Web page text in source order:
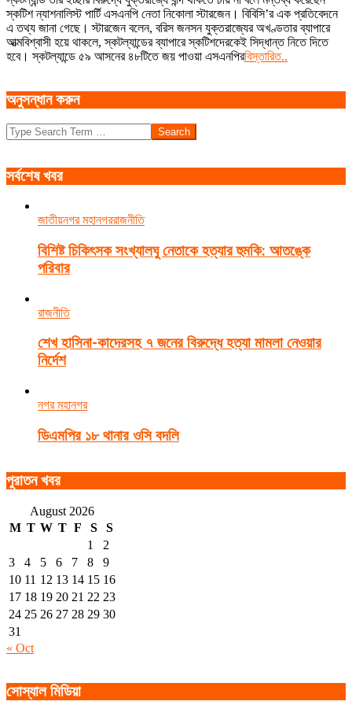
স্কটিশ ন্যাশনালিস্ট পার্টি এসএনপি নেতা নিকোলা স্টারজেন। বিবিসি’র এক প্রতিবেদনে
এ তথ্য জানা গেছে। স্টারজেন বলেন, বরিস জনসন যুক্তরাজ্যের অখণ্ডতার ব্যাপারে
আত্মবিশ্বাসী হয়ে থাকলে, স্কটল্যান্ডের ব্যাপারে স্কটিশদেরকেই সিদ্ধান্ত নিতে দিতে
হবে। স্কটল্যান্ডে ৫৯ আসনের ৪৮টিতে জয় পাওয়া এসএনপিরবিস্তারিত..
অনুসন্ধান করুন
Search
সর্বশেষ খবর
জাতীয়নগর মহানগররাজনীতি
বিশিষ্ট চিকিৎসক সংখ্যালঘু নেতাকে হত্যার হুমকি: আতঙ্কে
পরিবার
রাজনীতি
শেখ হাসিনা-কাদেরসহ ৭ জনের বিরুদ্ধে হত্যা মামলা নেওয়ার
নির্দেশ
নগর মহানগর
ডিএমপির ১৮ থানার ওসি বদলি
পুরাতন খবর
August 2026
M T W T F S
S
1
2
3
4 5 6 7 8
9
10 11 12 13 14 15 16
17 18 19 20 21 22 23
24 25 26 27 28 29 30
31
« Oct
সোস্যাল মিডিয়া